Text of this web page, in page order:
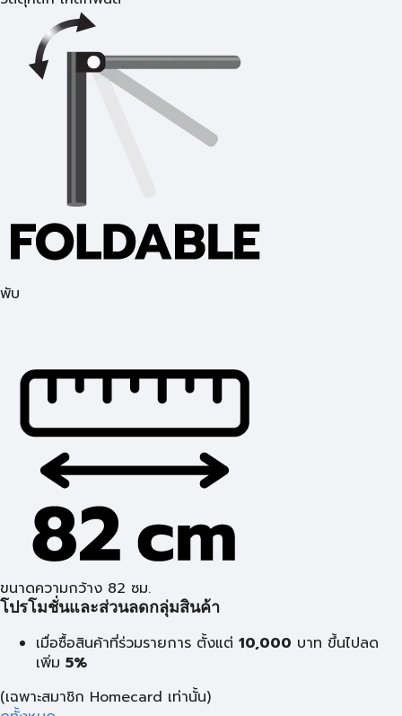
พับ
ขนาดความกว้าง 82 ซม.
โปรโมชั่นและส่วนลดกลุ่มสินค้า
เมื่อซื้อสินค้าที่ร่วมรายการ ตั้งแต่ 10,000 บาท ขึ้นไปลด
เพิ่ม 5%
(เฉพาะสมาชิก Homecard เท่านั้น)